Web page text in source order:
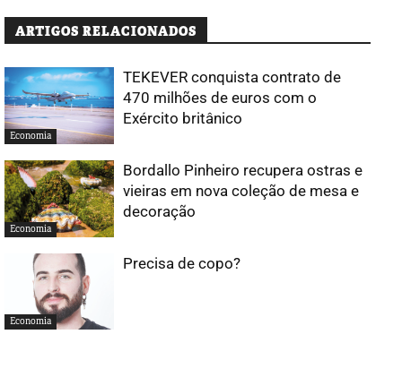
ARTIGOS RELACIONADOS
Economia
TEKEVER conquista contrato de
470 milhões de euros com o
Exército britânico
Economia
Bordallo Pinheiro recupera ostras e
vieiras em nova coleção de mesa e
decoração
Economia
Precisa de copo?